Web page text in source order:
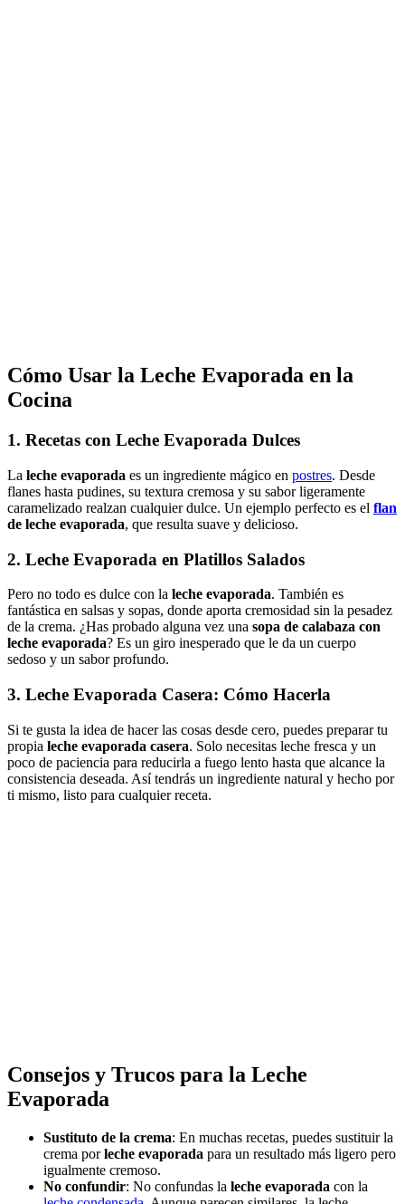
Cómo Usar la Leche Evaporada en la
Cocina
1. Recetas con Leche Evaporada Dulces
La leche evaporada es un ingrediente mágico en postres. Desde
flanes hasta pudines, su textura cremosa y su sabor ligeramente
caramelizado realzan cualquier dulce. Un ejemplo perfecto es el flan
de leche evaporada, que resulta suave y delicioso.
2. Leche Evaporada en Platillos Salados
Pero no todo es dulce con la leche evaporada. También es
fantástica en salsas y sopas, donde aporta cremosidad sin la pesadez
de la crema. ¿Has probado alguna vez una sopa de calabaza con
leche evaporada? Es un giro inesperado que le da un cuerpo
sedoso y un sabor profundo.
3. Leche Evaporada Casera: Cómo Hacerla
Si te gusta la idea de hacer las cosas desde cero, puedes preparar tu
propia leche evaporada casera. Solo necesitas leche fresca y un
poco de paciencia para reducirla a fuego lento hasta que alcance la
consistencia deseada. Así tendrás un ingrediente natural y hecho por
ti mismo, listo para cualquier receta.
Consejos y Trucos para la Leche
Evaporada
Sustituto de la crema: En muchas recetas, puedes sustituir la
crema porleche evaporada para un resultado más ligero pero
igualmente cremoso.
No confundir: No confundas la leche evaporada con la